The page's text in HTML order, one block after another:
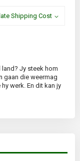
Shipping Cost
Jy steek hom
gaan die weermag
werk. En dit kan jy